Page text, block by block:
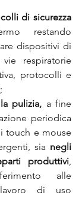
di sicurezza
restando
dispositivi di
respiratorie
protocolli e
pulizia, a fine
periodica
touch e mouse
sia negli
produttivi,
alle
di uso